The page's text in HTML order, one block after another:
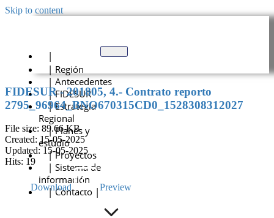
Skip to content
|
| Región
| Antecedentes
| FIDESUR
| Estrategia
Regional
| Planes y
estudio
| Proyectos
| Sistema de
información
| Contacto |
FIDESUR - 201805, 4.- Contrato reporto
2795_96964_BNO670315CD0_1528308312027
File size: 89.66 KB
Created: 15-05-2025
Updated: 15-05-2025
Hits: 19
Download Preview